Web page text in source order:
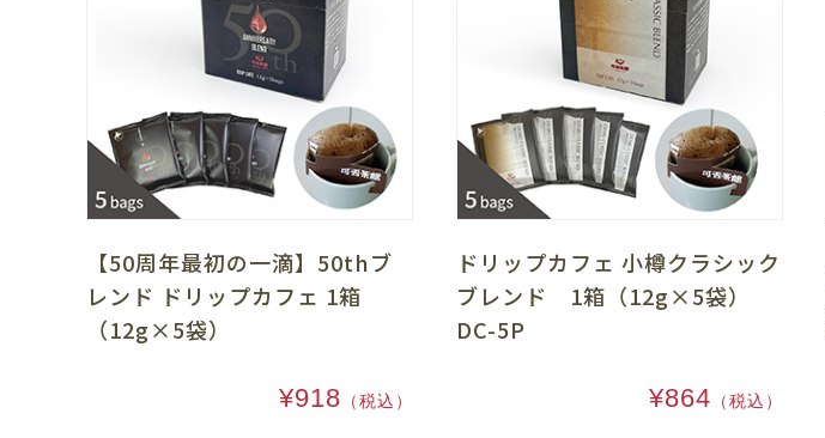
【50周年最初の一滴】50thブ
レンド ドリップカフェ 1箱
（12g×5袋）
¥918 （税込）
ドリップカフェ 小樽クラシック
ブレンド 1箱（12g×5袋）
DC-5P
¥864 （税込）